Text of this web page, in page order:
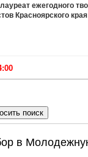
ежегодного
Красноярского
в